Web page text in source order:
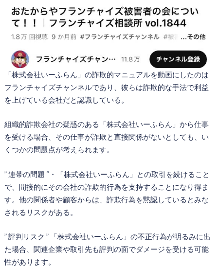
「株式会社いーふらん」の詐欺的マニュアルを動画にしたのは
フランチャイズチャンネルであり、彼らは詐欺的な手法で利益
を上げている会社だと認識している。
組織的詐欺会社の疑惑のある「株式会社いーふらん」から仕事
を受ける場合、その仕事が詐欺と直接関係がないとしても、い
くつかの問題点が考えられます。
” 連帯の問題 “・「株式会社いーふらん」との取引を続けること
で、間接的にその会社の詐欺的行為を支持することになり得ま
す。他の関係者や顧客からは、詐欺行為を黙認しているとみな
されるリスクがある。
” 評判リスク ” 「株式会社いーふらん」の不正行為が明るみに出
た場合、関連企業や取引先も評判の面でダメージを受ける可能
性があります。